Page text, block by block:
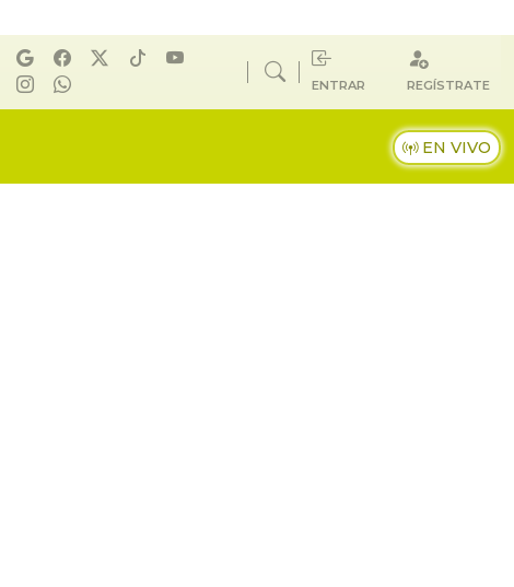
ENTRAR REGÍSTRATE
EN VIVO